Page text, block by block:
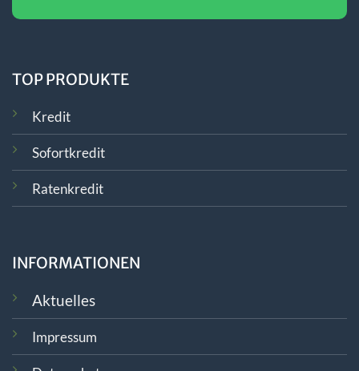
TOP PRODUKTE
Kredit
Sofortkredit
Ratenkredit
INFORMATIONEN
Aktuelles
Impressum